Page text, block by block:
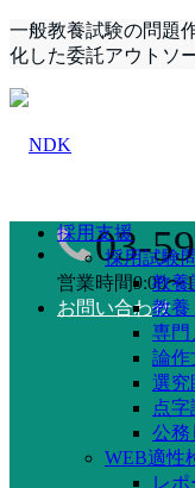
一般教養試験の問題
化した委託アウトソ
03-
営業時間9:00〜
お問い合わせ
採用支援
採用試験
教養
教養
専門
論作
選究
点
公務
WEB適性
レポ